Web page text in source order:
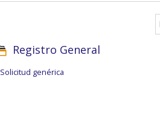
Registro General
Solicitud genérica